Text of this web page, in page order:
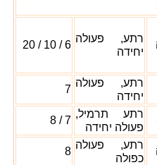
רתע, פעולה
יחידה
6 / 10 / 20
רתע, פעולה
יחידה
7
רתע תרמיל,
פעולה יחידה
7 / 8
רתע, פעולה
כפולה
8